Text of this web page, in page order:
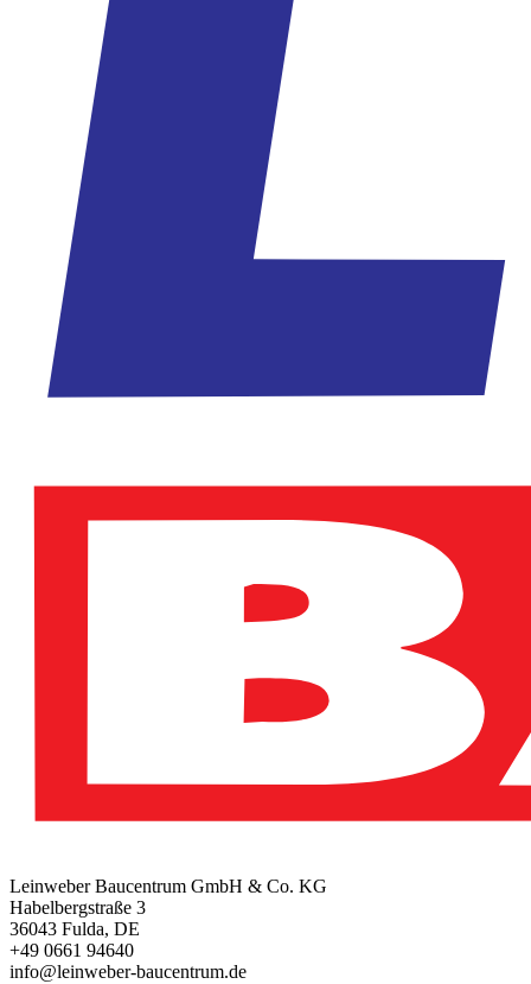
Leinweber Baucentrum GmbH & Co. KG
Habelbergstraße 3
36043 Fulda, DE
+49 0661 94640
info@leinweber-baucentrum.de